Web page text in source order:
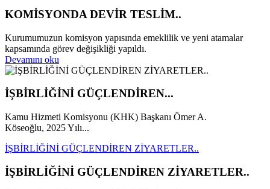
KOMİSYONDA DEVİR TESLİM..
Kurumumuzun komisyon yapısında emeklilik ve yeni atamalar
kapsamında görev değişikliği yapıldı.
Devamını oku
İŞBİRLİĞİNİ GÜÇLENDİREN...
Kamu Hizmeti Komisyonu (KHK) Başkanı Ömer A.
Köseoğlu, 2025 Yılı...
İŞBİRLİĞİNİ GÜÇLENDİREN ZİYARETLER..
İŞBİRLİĞİNİ GÜÇLENDİREN ZİYARETLER..